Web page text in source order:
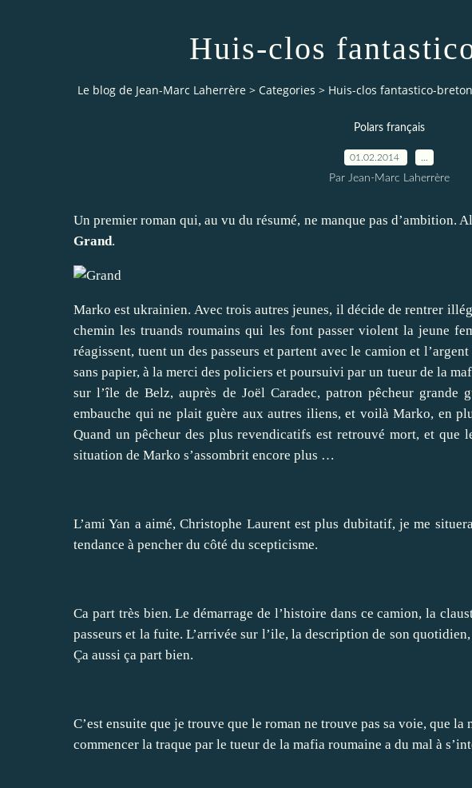
Huis-clos
Le blog de Jean-Marc Laherrère > Categories > Huis-clos fantastico-
Polars français
01.02.2014
Par Jean-Marc Laherrère
Un premier roman qui, au vu du résumé, ne manque pas d’ambition.
Grand.
Marko est ukrainien. Avec trois autres jeunes, il décide de rentrer
chemin les truands roumains qui les font passer violent la jeune
réagissent, tuent un des passeurs et partent avec le camion et
sans papier, à la merci des policiers et poursuivi par un tueur de la
sur l’île de Belz, auprès de Joël Caradec, patron pêcheur
embauche qui ne plait guère aux autres iliens, et voilà Marko, en
Quand un pêcheur des plus revendicatifs est retrouvé mort, et que
situation de Marko s’assombrit encore plus …
L’ami Yan a aimé, Christophe Laurent est plus dubitatif, je me
tendance à pencher du côté du scepticisme.
Ca part très bien. Le démarrage de l’histoire dans ce camion, la
passeurs et la fuite. L’arrivée sur l’ile, la description de son
Ça aussi ça part bien.
C’est ensuite que je trouve que le roman ne trouve pas sa voie, que
commencer la traque par le tueur de la mafia roumaine a du mal à